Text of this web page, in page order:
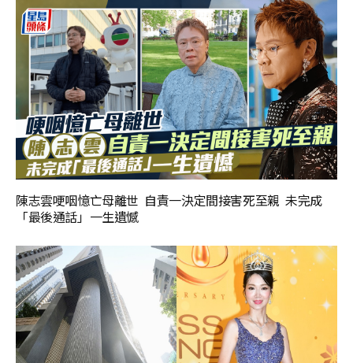
陳志雲哽咽憶亡母離世 自責一決定間接害死至親 未完成
「最後通話」一生遺憾